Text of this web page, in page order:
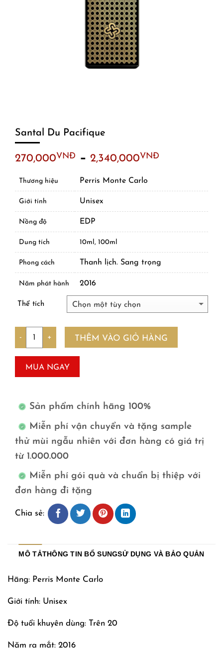
Santal Du Pacifique
270,000VNĐ – 2,340,000VNĐ
Thương hiệu Perris Monte Carlo
Giới tính Unisex
Nồng độ EDP
Dung tích 10ml, 100ml
Phong cách Thanh lịch. Sang trọng
Năm phát hành 2016
Thể tích
THÊM VÀO GIỎ HÀNG
MUA NGAY
Sản phẩm chính hãng 100%
Miễn phí vận chuyển và tặng sample
thử mùi ngẫu nhiên với đơn hàng có giá trị
từ 1.000.000
Miễn phí gói quà và chuẩn bị thiệp với
đơn hàng đi tặng
Chia sẻ:
MÔ TẢTHÔNG TIN BỔ SUNGSỬ DỤNG VÀ BẢO QUẢN
Hãng: Perris Monte Carlo
Giới tính: Unisex
Độ tuổi khuyên dùng: Trên 20
Năm ra mắt: 2016